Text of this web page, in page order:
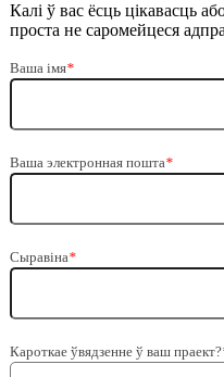
Калі ў вас ёсць цікавасць
проста не саромейцеся
Ваша імя*
Ваша электронная пошта*
Сыравіна*
Кароткае ўвядзенне ў ваш праект?